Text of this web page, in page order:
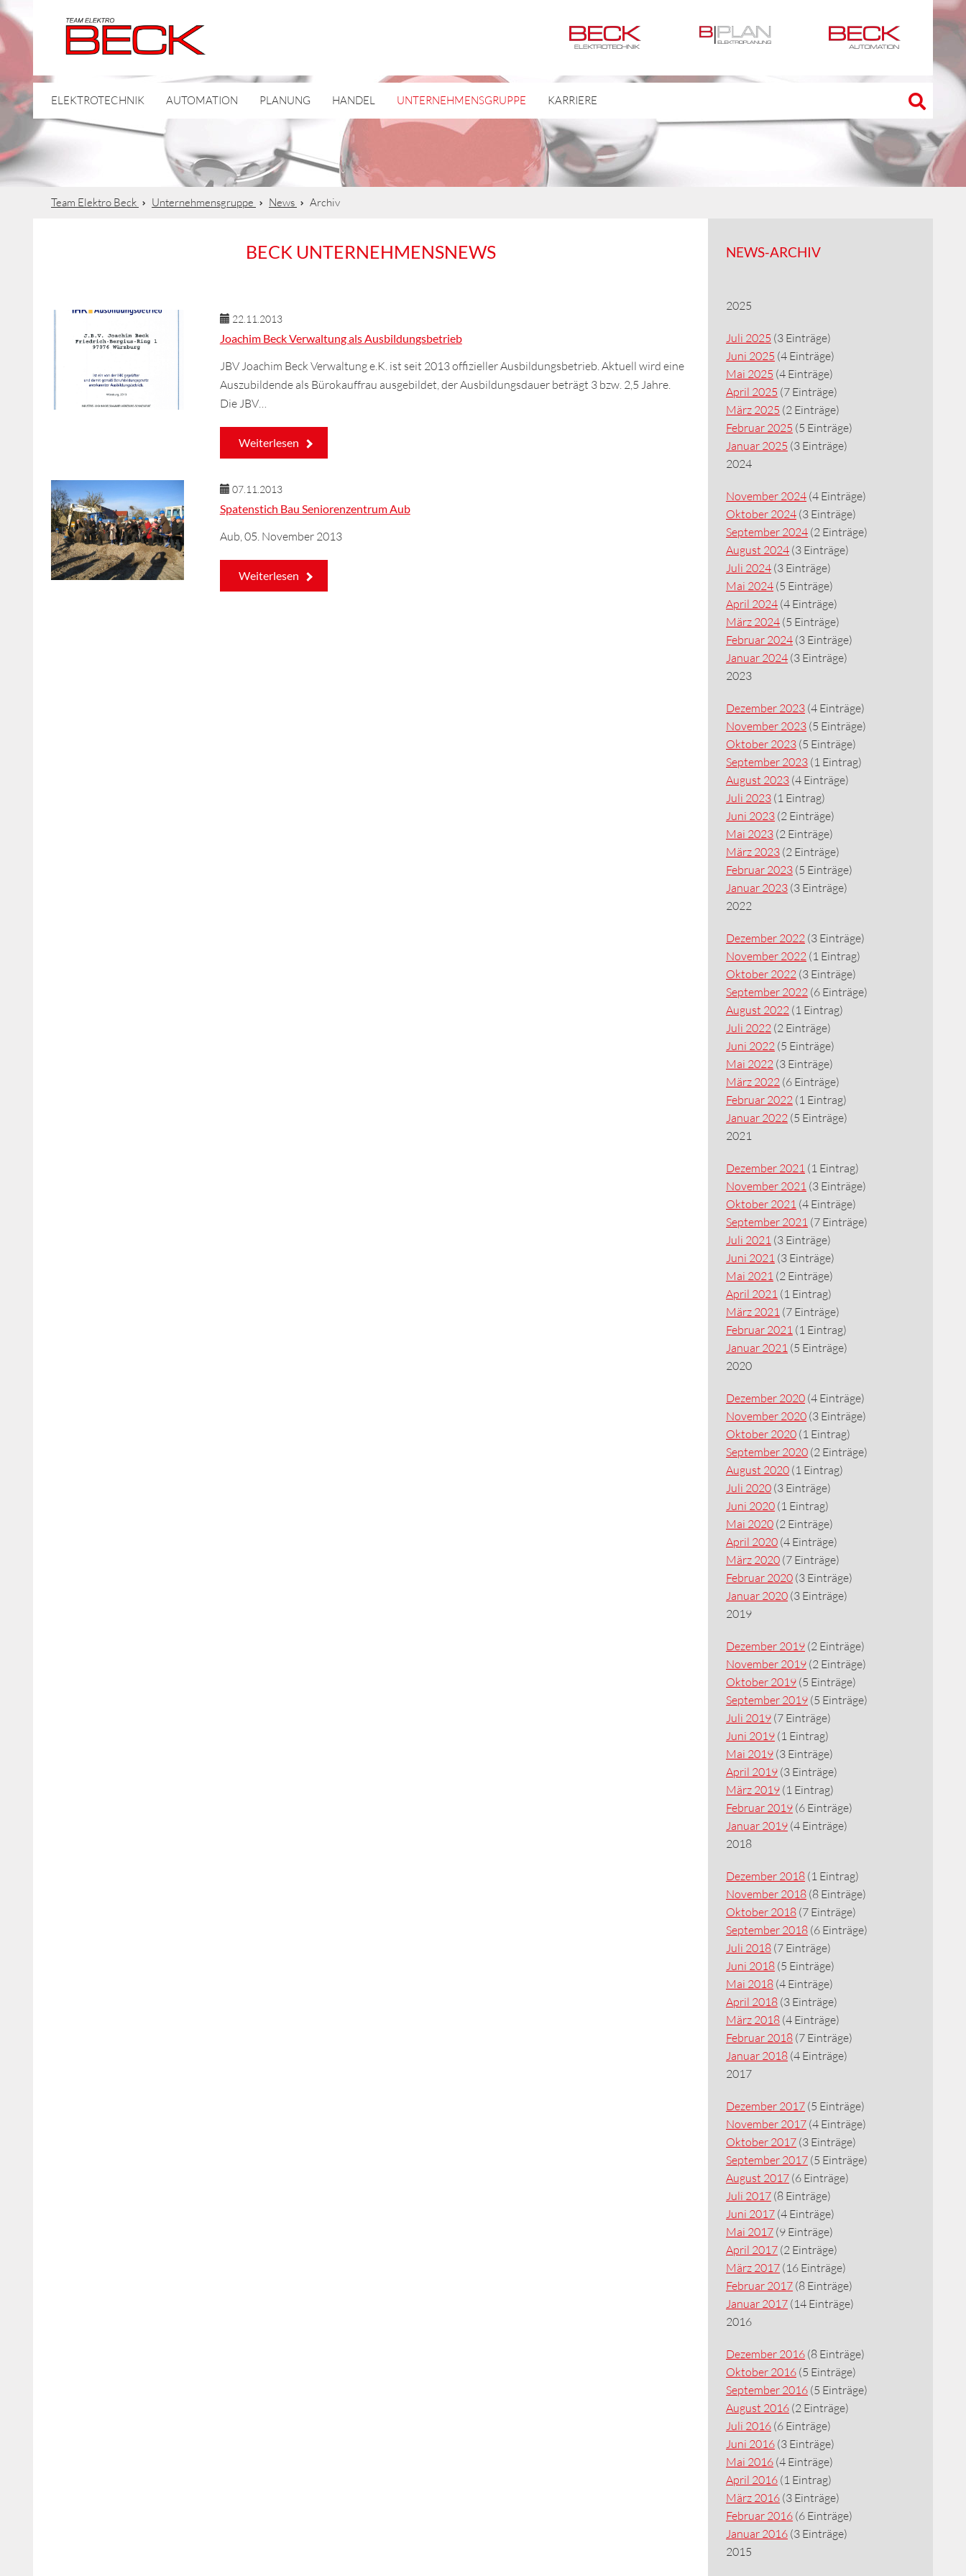
ELEKTROTECHNIK AUTOMATION PLANUNG HANDEL UNTERNEHMENSGRUPPE KARRIERE
Team Elektro Beck Unternehmensgruppe News Archiv
BECK UNTERNEHMENSNEWS
22.11.2013
Joachim Beck Verwaltung als Ausbildungsbetrieb
JBV Joachim Beck Verwaltung e.K. ist seit 2013 offizieller Ausbildungsbetrieb. Aktuell wird eine
Auszubildende als Bürokauffrau ausgebildet, der Ausbildungsdauer beträgt 3 bzw. 2,5 Jahre.
Die JBV…
Weiterlesen
07.11.2013
Spatenstich Bau Seniorenzentrum Aub
Aub, 05. November 2013
Weiterlesen
NEWS-ARCHIV
2025
Juli 2025 (3 Einträge)
Juni 2025 (4 Einträge)
Mai 2025 (4 Einträge)
April 2025 (7 Einträge)
März 2025 (2 Einträge)
Februar 2025 (5 Einträge)
Januar 2025 (3 Einträge)
2024
November 2024 (4 Einträge)
Oktober 2024 (3 Einträge)
September 2024 (2 Einträge)
August 2024 (3 Einträge)
Juli 2024 (3 Einträge)
Mai 2024 (5 Einträge)
April 2024 (4 Einträge)
März 2024 (5 Einträge)
Februar 2024 (3 Einträge)
Januar 2024 (3 Einträge)
2023
Dezember 2023 (4 Einträge)
November 2023 (5 Einträge)
Oktober 2023 (5 Einträge)
September 2023 (1 Eintrag)
August 2023 (4 Einträge)
Juli 2023 (1 Eintrag)
Juni 2023 (2 Einträge)
Mai 2023 (2 Einträge)
März 2023 (2 Einträge)
Februar 2023 (5 Einträge)
Januar 2023 (3 Einträge)
2022
Dezember 2022 (3 Einträge)
November 2022 (1 Eintrag)
Oktober 2022 (3 Einträge)
September 2022 (6 Einträge)
August 2022 (1 Eintrag)
Juli 2022 (2 Einträge)
Juni 2022 (5 Einträge)
Mai 2022 (3 Einträge)
März 2022 (6 Einträge)
Februar 2022 (1 Eintrag)
Januar 2022 (5 Einträge)
2021
Dezember 2021 (1 Eintrag)
November 2021 (3 Einträge)
Oktober 2021 (4 Einträge)
September 2021 (7 Einträge)
Juli 2021 (3 Einträge)
Juni 2021 (3 Einträge)
Mai 2021 (2 Einträge)
April 2021 (1 Eintrag)
März 2021 (7 Einträge)
Februar 2021 (1 Eintrag)
Januar 2021 (5 Einträge)
2020
Dezember 2020 (4 Einträge)
November 2020 (3 Einträge)
Oktober 2020 (1 Eintrag)
September 2020 (2 Einträge)
August 2020 (1 Eintrag)
Juli 2020 (3 Einträge)
Juni 2020 (1 Eintrag)
Mai 2020 (2 Einträge)
April 2020 (4 Einträge)
März 2020 (7 Einträge)
Februar 2020 (3 Einträge)
Januar 2020 (3 Einträge)
2019
Dezember 2019 (2 Einträge)
November 2019 (2 Einträge)
Oktober 2019 (5 Einträge)
September 2019 (5 Einträge)
Juli 2019 (7 Einträge)
Juni 2019 (1 Eintrag)
Mai 2019 (3 Einträge)
April 2019 (3 Einträge)
März 2019 (1 Eintrag)
Februar 2019 (6 Einträge)
Januar 2019 (4 Einträge)
2018
Dezember 2018 (1 Eintrag)
November 2018 (8 Einträge)
Oktober 2018 (7 Einträge)
September 2018 (6 Einträge)
Juli 2018 (7 Einträge)
Juni 2018 (5 Einträge)
Mai 2018 (4 Einträge)
April 2018 (3 Einträge)
März 2018 (4 Einträge)
Februar 2018 (7 Einträge)
Januar 2018 (4 Einträge)
2017
Dezember 2017 (5 Einträge)
November 2017 (4 Einträge)
Oktober 2017 (3 Einträge)
September 2017 (5 Einträge)
August 2017 (6 Einträge)
Juli 2017 (8 Einträge)
Juni 2017 (4 Einträge)
Mai 2017 (9 Einträge)
April 2017 (2 Einträge)
März 2017 (16 Einträge)
Februar 2017 (8 Einträge)
Januar 2017 (14 Einträge)
2016
Dezember 2016 (8 Einträge)
Oktober 2016 (5 Einträge)
September 2016 (5 Einträge)
August 2016 (2 Einträge)
Juli 2016 (6 Einträge)
Juni 2016 (3 Einträge)
Mai 2016 (4 Einträge)
April 2016 (1 Eintrag)
März 2016 (3 Einträge)
Februar 2016 (6 Einträge)
Januar 2016 (3 Einträge)
2015